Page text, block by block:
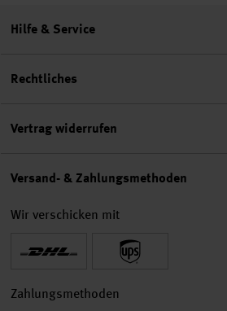
Hilfe & Service
Rechtliches
Vertrag widerrufen
Versand- & Zahlungsmethoden
Wir verschicken mit
Zahlungsmethoden